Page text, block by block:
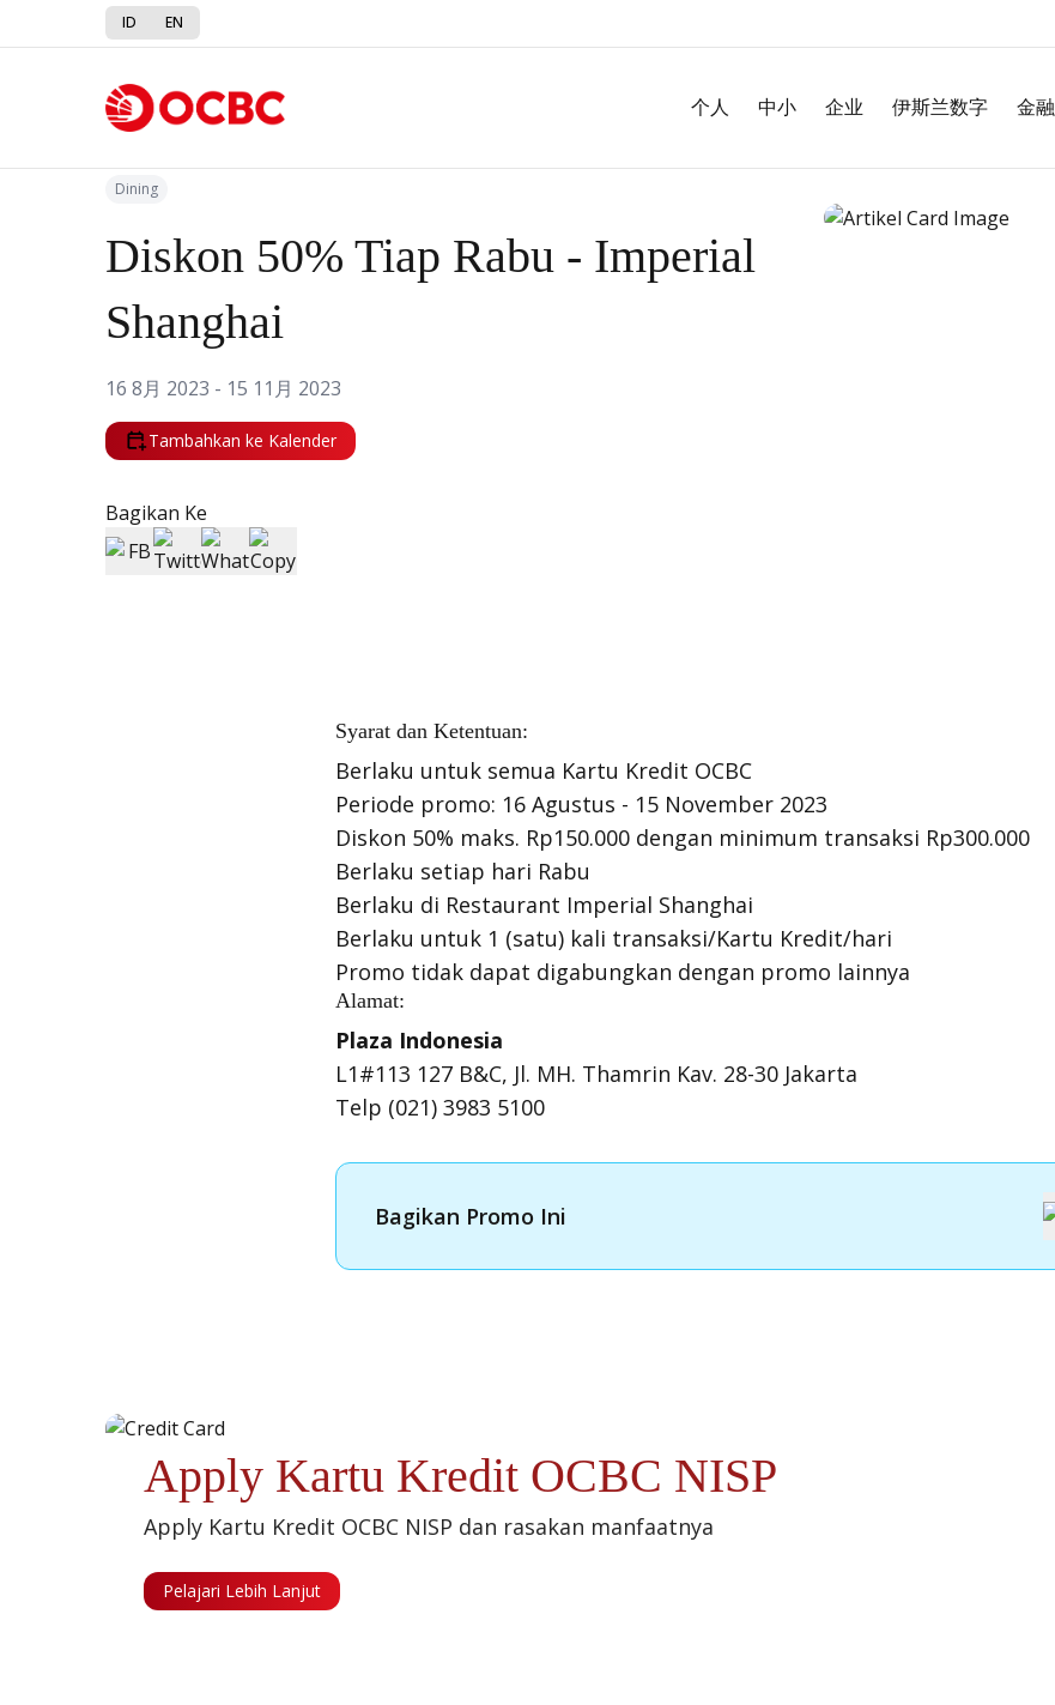
ID EN
个人 中小 企业 伊斯兰数字 金融
Kembali ke Promo
Dining
Diskon 50% Tiap Rabu - Imperial
Shanghai
16 8月 2023 - 15 11月 2023
Tambahkan ke Kalender
Bagikan Ke
Syarat dan Ketentuan:
Berlaku untuk semua Kartu Kredit OCBC
Periode promo: 16 Agustus - 15 November 2023
Diskon 50% maks. Rp150.000 dengan minimum transaksi Rp300.000
Berlaku setiap hari Rabu
Berlaku di Restaurant Imperial Shanghai
Berlaku untuk 1 (satu) kali transaksi/Kartu Kredit/hari
Promo tidak dapat digabungkan dengan promo lainnya
Alamat:
Plaza Indonesia
L1#113 127 B&C, Jl. MH. Thamrin Kav. 28-30 Jakarta
Telp (021) 3983 5100
Bagikan Promo Ini
Apply Kartu Kredit OCBC NISP
Apply Kartu Kredit OCBC NISP dan rasakan manfaatnya
Pelajari Lebih Lanjut